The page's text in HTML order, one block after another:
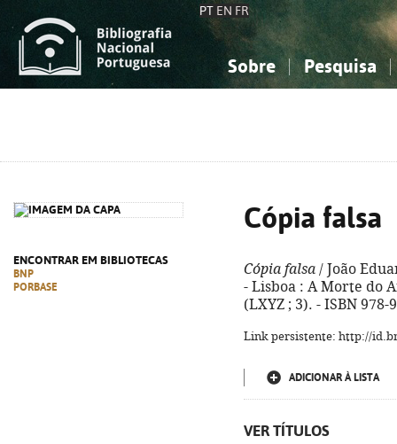
PT EN FR
Sobre Pesquisa
ENCONTRAR EM BIBLIOTECAS
BNP
PORBASE
Cópia falsa
Cópia falsa / João
- Lisboa : A Morte do
(LXYZ ; 3). - ISBN 978-
Link persistente: http://
ADICIONAR À LISTA
VER TÍTULOS